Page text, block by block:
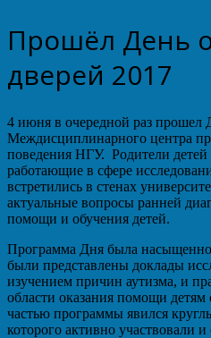
Прошёл День
дверей 2017
4 июня в очередной раз прошел
Междисциплинарного центра
поведения НГУ. Родители
работающие в сфере
встретились в стенах
актуальные вопросы ранней
помощи и обучения детей.
Программа Дня была
были представлены доклады
изучением причин аутизма, и
области оказания помощи
частью программы явился
которого активно участвовали